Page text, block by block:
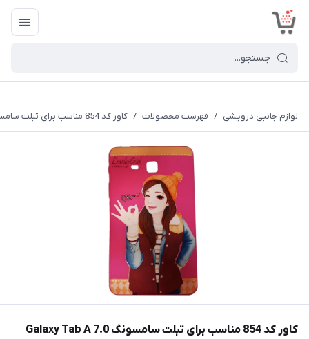
لوازم جانبی درویشی / فهرست محصولات / کاور کد 854 مناسب برای تبلت سامسونگ Galaxy Tab A 7.0 2016 T285
کاور کد 854 مناسب برای تبلت سامسونگ Galaxy Tab A 7.0